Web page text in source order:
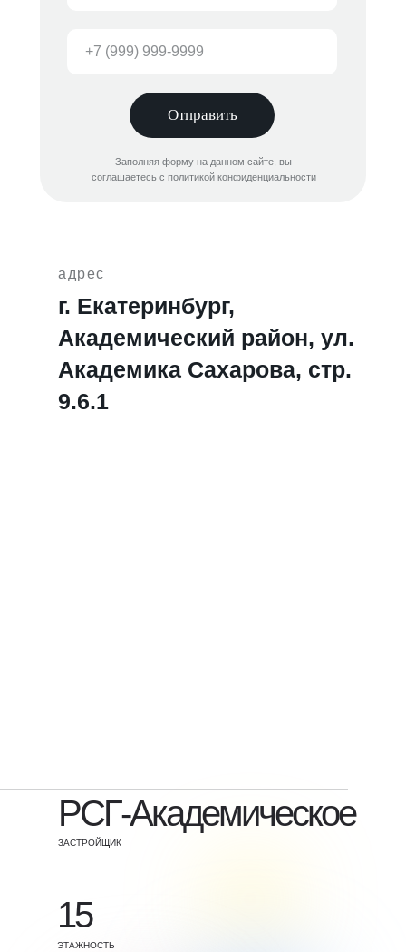
Отправить
Заполняя форму на данном сайте, вы
соглашаетесь с политикой конфиденциальности
адрес
г. Екатеринбург,
Академический район, ул.
Академика Сахарова, стр.
9.6.1
РСГ-Академическое
ЗАСТРОЙЩИК
15
ЭТАЖНОСТЬ